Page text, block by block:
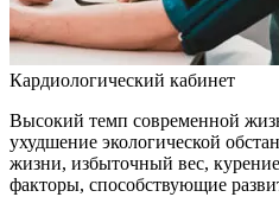
Кардиологический кабинет
Высокий темп современной
ухудшение экологической
жизни, избыточный вес,
факторы, способствующие